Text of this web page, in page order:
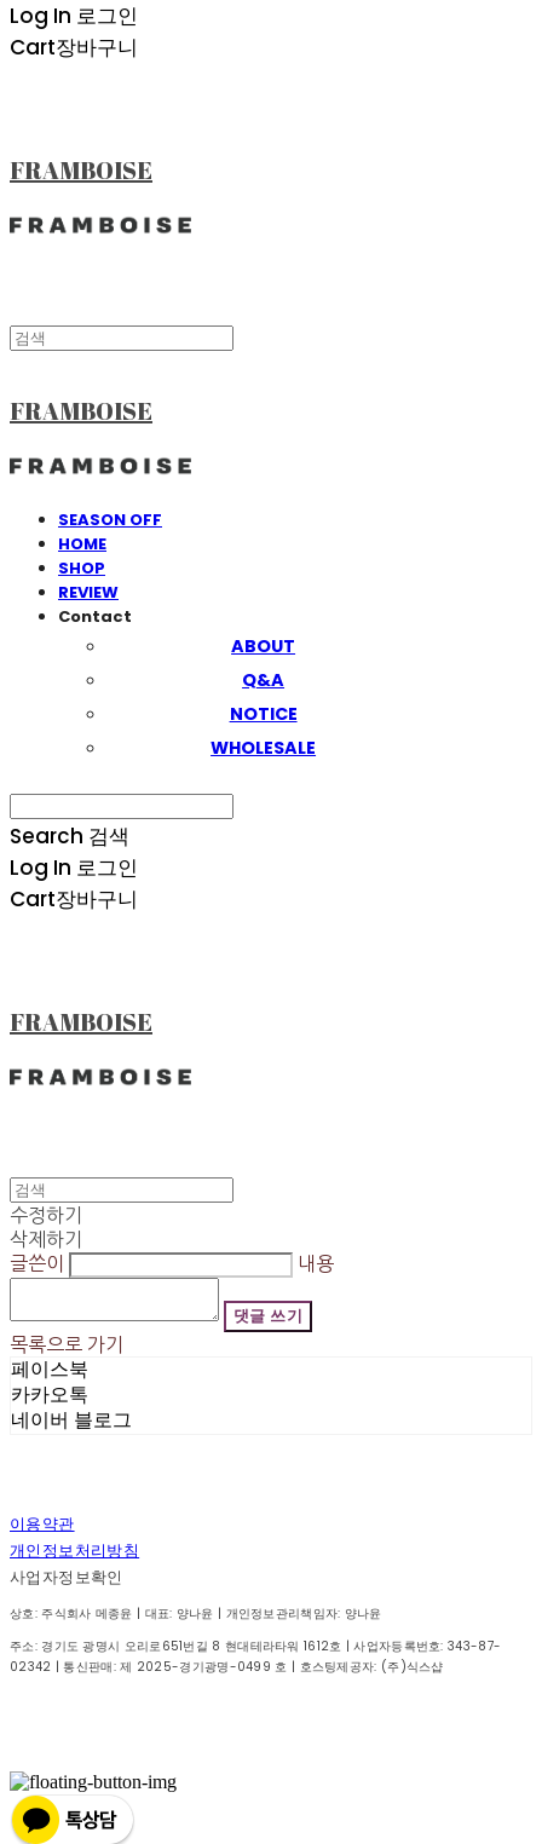
Log In 로그인
Cart장바구니
FRAMBOISE
FRAMBOISE
SEASON OFF
HOME
SHOP
REVIEW
Contact
ABOUT
Q&A
NOTICE
WHOLESALE
Search 검색
Log In 로그인
Cart장바구니
FRAMBOISE
수정하기
삭제하기
글쓴이
내용
댓글 쓰기
목록으로 가기
페이스북
카카오톡
네이버 블로그
이용약관
개인정보처리방침
사업자정보확인
상호: 주식회사 메종윤 | 대표: 양나윤 | 개인정보관리책임자: 양나윤
주소: 경기도 광명시 오리로651번길 8 현대테라타워 1612호 | 사업자등록번호:343-87-
02342 | 통신판매:제 2025-경기광명-0499 호 | 호스팅제공자: (주)식스샵